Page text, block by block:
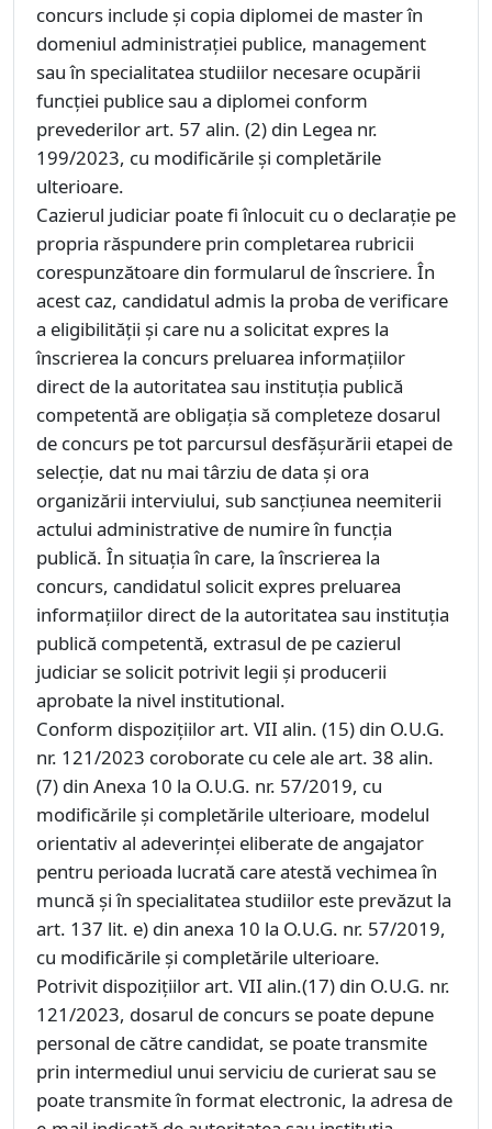
concurs include și copia diplomei de master în
domeniul administrației publice, management
sau în specialitatea studiilor necesare ocupării
funcției publice sau a diplomei conform
prevederilor art. 57 alin. (2) din Legea nr.
199/2023, cu modificările și completările
ulterioare.
Cazierul judiciar poate fi înlocuit cu o declarație pe
propria răspundere prin completarea rubricii
corespunzătoare din formularul de înscriere. În
acest caz, candidatul admis la proba de verificare
a eligibilității și care nu a solicitat expres la
înscrierea la concurs preluarea informațiilor
direct de la autoritatea sau instituția publică
competentă are obligația să completeze dosarul
de concurs pe tot parcursul desfășurării etapei de
selecție, dat nu mai târziu de data și ora
organizării interviului, sub sancțiunea neemiterii
actului administrative de numire în funcția
publică. În situația în care, la înscrierea la
concurs, candidatul solicit expres preluarea
informațiilor direct de la autoritatea sau instituția
publică competentă, extrasul de pe cazierul
judiciar se solicit potrivit legii și producerii
aprobate la nivel institutional.
Conform dispozițiilor art. VII alin. (15) din O.U.G.
nr. 121/2023 coroborate cu cele ale art. 38 alin.
(7) din Anexa 10 la O.U.G. nr. 57/2019, cu
modificările și completările ulterioare, modelul
orientativ al adeverinței eliberate de angajator
pentru perioada lucrată care atestă vechimea în
muncă și în specialitatea studiilor este prevăzut la
art. 137 lit. e) din anexa 10 la O.U.G. nr. 57/2019,
cu modificările și completările ulterioare.
Potrivit dispozițiilor art. VII alin.(17) din O.U.G. nr.
121/2023, dosarul de concurs se poate depune
personal de către candidat, se poate transmite
prin intermediul unui serviciu de curierat sau se
poate transmite în format electronic, la adresa de